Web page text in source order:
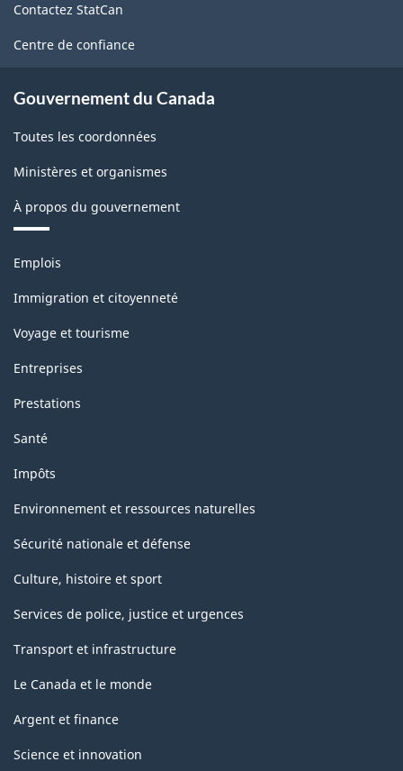
ce
site
Contactez StatCan
Centre de confiance
Gouvernement du Canada
Toutes les coordonnées
Ministères et organismes
À propos du gouvernement
Thèmes
sujets
Emplois
Immigration et citoyenneté
Voyage et tourisme
Entreprises
Prestations
Santé
Impôts
Environnement et ressources naturelles
Sécurité nationale et défense
Culture, histoire et sport
Services de police, justice et urgences
Transport et infrastructure
Le Canada et le monde
Argent et finance
Science et innovation